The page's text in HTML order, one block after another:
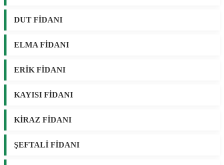
DUT FİDANI
ELMA FİDANI
ERİK FİDANI
KAYISI FİDANI
KİRAZ FİDANI
ŞEFTALİ FİDANI